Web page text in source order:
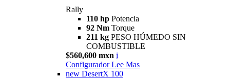
Rally
110 hp Potencia
92 Nm Torque
211 kg PESO HÚMEDO SIN
COMBUSTIBLE
$560,600 mxn i
Configurador Lee Mas
new DesertX 100